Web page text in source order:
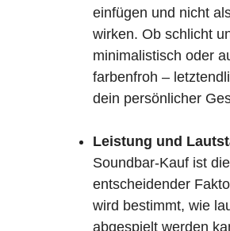
einfügen und nicht
wirken. Ob schlicht
minimalistisch oder
farbenfroh –
dein persönlicher
Leistung und
Soundbar-Kauf ist
entscheidender
wird bestimmt, wie
abgespielt werden